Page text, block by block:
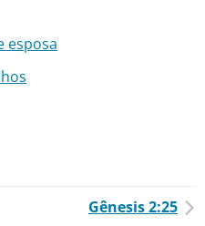
esposa
Gênesis 2:25